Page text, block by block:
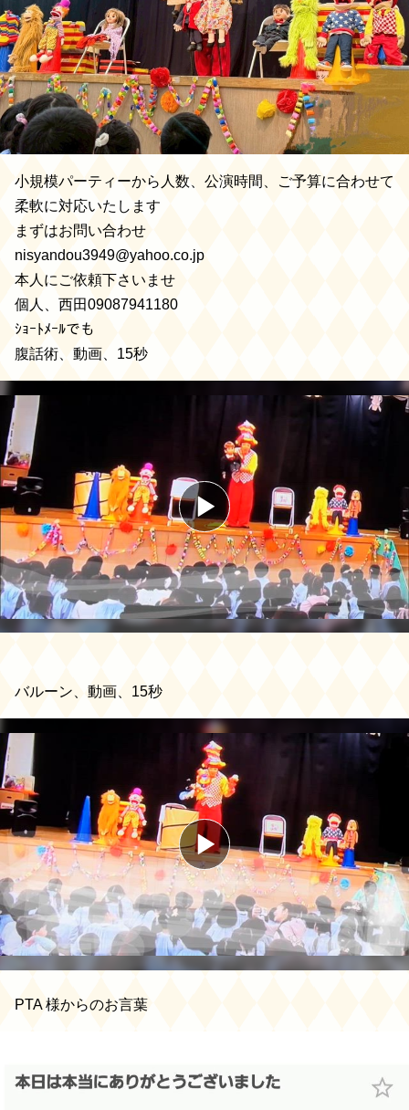
小規模パーティーから人数、公演時間、ご予算に合わせて
柔軟に対応いたします
まずはお問い合わせ
nisyandou3949@yahoo.co.jp
本人にご依頼下さいませ
個人、西田09087941180
ｼｮｰﾄﾒｰﾙでも
腹話術、動画、15秒
バルーン、動画、15秒
PTA 様からのお言葉